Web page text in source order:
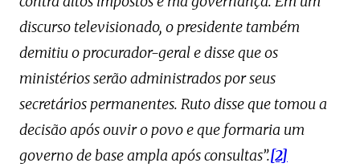
discurso televisionado, o presidente também
demitiu o procurador-geral e disse que os
ministérios serão administrados por seus
secretários permanentes. Ruto disse que tomou a
decisão após ouvir o povo e que formaria um
governo de base ampla após consultas”.[2]